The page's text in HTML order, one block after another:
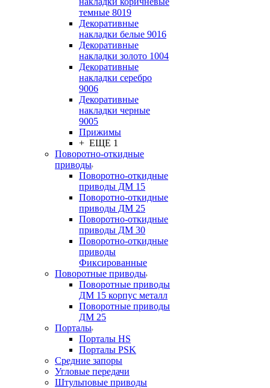
темные 8019
Декоративные
накладки белые 9016
Декоративные
накладки золото 1004
Декоративные
накладки серебро
9006
Декоративные
накладки черные
9005
Прижимы
+ ЕЩЕ 1
Поворотно-откидные
приводы
Поворотно-откидные
приводы ДМ 15
Поворотно-откидные
приводы ДМ 25
Поворотно-откидные
приводы ДМ 30
Поворотно-откидные
приводы
Фиксированные
Поворотные приводы
Поворотные приводы
ДМ 15 корпус металл
Поворотные приводы
ДМ 25
Порталы
Порталы HS
Порталы PSK
Средние запоры
Угловые передачи
Штульповые приводы